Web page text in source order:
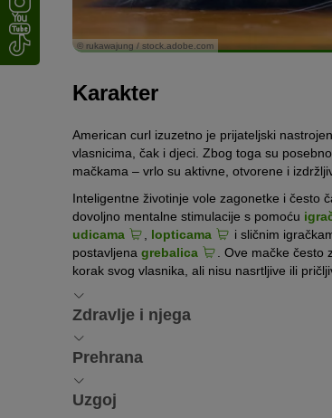
© rukawajung / stock.adobe.com
Karakter
American curl izuzetno je prijateljski
vlasnicima, čak i djeci. Zbog toga su
mačkama – vrlo su aktivne, otvorene i
Inteligentne životinje vole zagonetke i često
dovoljno mentalne stimulacije s pomoću
udicama
lopticama
i sličnim
postavljena grebalica
. Ove mačke
korak svog vlasnika, ali nisu nasrtljive ili
Zdravlje i njega
Zdravlje i njega
Iako se ova pasmina mačaka smatra
Uzak ušni kanal može dovesti do povećane
Prehrana
Prehrana
Uzgoj